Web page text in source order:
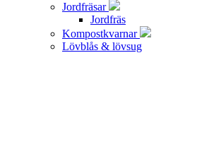
Jordfräsar
Jordfräs
Kompostkvarnar
Lövblås & lövsug